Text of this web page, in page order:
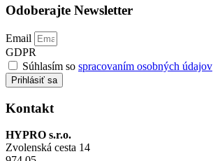
Odoberajte Newsletter
Email
GDPR
Súhlasím so spracovaním osobných údajov
Prihlásiť sa
Kontakt
HYPRO s.r.o.
Zvolenská cesta 14